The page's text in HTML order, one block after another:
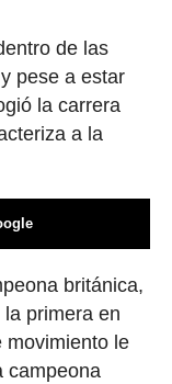
de las
pese a estar
la carrera
a la
británica,
primera en
movimiento le
campeona